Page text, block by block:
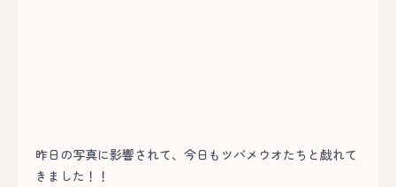
昨日の写真に影響されて、今日もツバメウオたちと戯れて
きました！！